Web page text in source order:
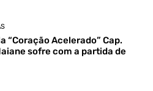
“Coração Acelerado” Cap.
sofre com a partida de